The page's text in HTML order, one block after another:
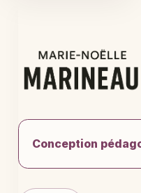
contenu
Conception